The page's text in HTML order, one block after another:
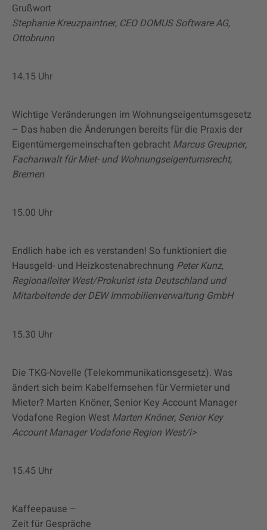
Grußwort
Stephanie Kreuzpaintner, CEO DOMUS Software AG,
Ottobrunn
14.15 Uhr
Wichtige Veränderungen im Wohnungseigentumsgesetz
– Das haben die Änderungen bereits für die Praxis der
Eigentümergemeinschaften gebracht Marcus Greupner,
Fachanwalt für Miet- und Wohnungseigentumsrecht,
Bremen
15.00 Uhr
Endlich habe ich es verstanden! So funktioniert die
Hausgeld- und Heizkostenabrechnung Peter Kunz,
Regionalleiter West/Prokurist ista Deutschland und
Mitarbeitende der DEW Immobilienverwaltung GmbH
15.30 Uhr
Die TKG-Novelle (Telekommunikationsgesetz). Was
ändert sich beim Kabelfernsehen für Vermieter und
Mieter? Marten Knöner, Senior Key Account Manager
Vodafone Region West Marten Knöner, Senior Key
Account Manager Vodafone Region West/i>
15.45 Uhr
Kaffeepause –
Zeit für Gespräche